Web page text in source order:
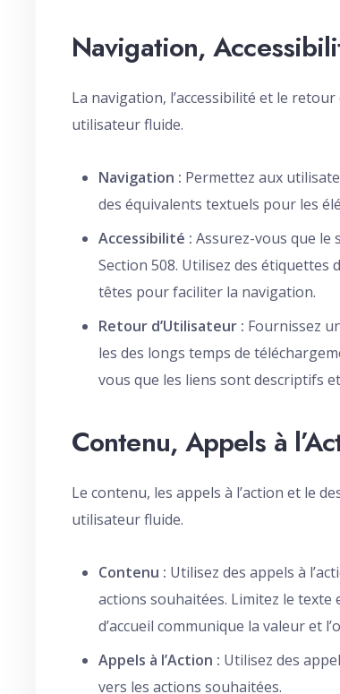
Navigation,
La navigation, l’accessibilité et le
utilisateur fluide.
Navigation : Permettez aux
des équivalents textuels pour les
Accessibilité : Assurez-vous que le
Section 508. Utilisez des étiquettes
têtes pour faciliter la navigation.
Retour d’Utilisateur : Fournissez
les des longs temps de
vous que les liens sont descriptifs
Contenu, Appels à
Le contenu, les appels à l’action et le
utilisateur fluide.
Contenu : Utilisez des appels à
actions souhaitées. Limitez le texte
d’accueil communique la valeur et
Appels à l’Action : Utilisez des
vers les actions souhaitées.